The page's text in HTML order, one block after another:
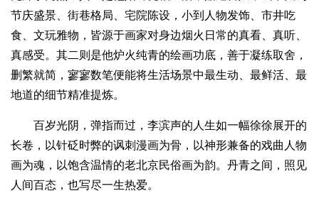
节庆盛景、街巷格局、宅院陈设，小到人物发饰、市井吃
食、文玩雅物，皆源于画家对身边烟火日常的真看、真听、
真感受。其二则是他炉火纯青的绘画功底，善于凝练取舍，
删繁就简，寥寥数笔便能将生活场景中最生动、最鲜活、最
地道的细节精准提炼。
百岁光阴，弹指而过，李滨声的人生如一幅徐徐展开的
长卷，以针砭时弊的讽刺漫画为骨，以神形兼备的戏曲人物
画为魂，以饱含温情的老北京民俗画为韵。丹青之间，照见
人间百态，也写尽一生热爱。